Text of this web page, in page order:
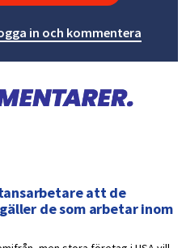
in och kommentera
att de
de som arbetar inom